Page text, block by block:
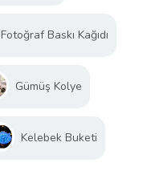
Fotoğraf Baskı Kağıdı
Gümüş Kolye
Kelebek Buketi